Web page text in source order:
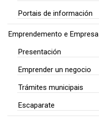
Portais de información
Emprendemento e Empresa
Presentación
Emprender un negocio
Trámites municipais
Escaparate